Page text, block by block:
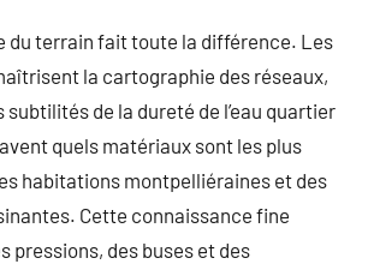
du terrain fait toute la différence. Les
la cartographie des réseaux,
de la dureté de l’eau quartier
quels matériaux sont les plus
habitations montpelliéraines et des
Cette connaissance fine
pressions, des buses et des